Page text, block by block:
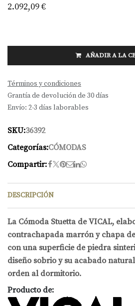
2.092,09€
AÑADIR A LA
Términos y condiciones
Grantía de devolución de 30 días
Envío: 2-3 días laborables
SKU:36392
Categorías:CÓMODAS
Compartir:
DESCRIPCIÓN
La Cómoda Stuetta de VICAL,
contrachapada marrón y chapa
con una superficie de piedra
diseño sobrio y su acabado
orden al dormitorio.
Producto de: